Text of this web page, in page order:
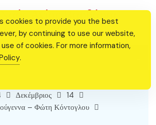
Αγίας Βαρβάρας
Θεσσαλονίκης
Δεκέμβριος
14
– Φώτη Κόντογλου
cookies to provide you the best
by continuing to use our website,
of cookies. For more information,
.